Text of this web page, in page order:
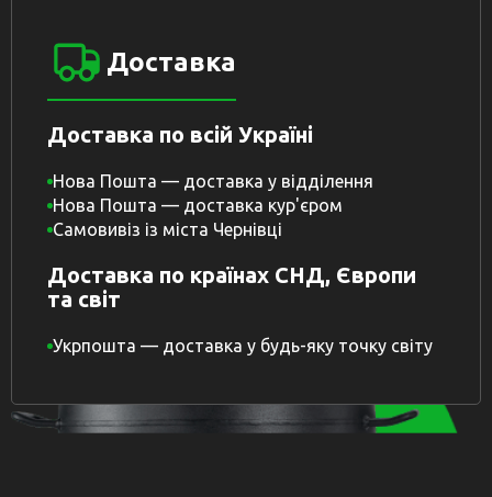
Доставка
Доставка по всій Україні
Нова Пошта — доставка у відділення
Нова Пошта — доставка кур'єром
Самовивіз із міста Чернівці
Доставка по країнах СНД, Європи
та світ
Укрпошта — доставка у будь-яку точку світу